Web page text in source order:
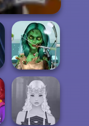
Ghoulish To
Gorgeous Cool
Zomb...